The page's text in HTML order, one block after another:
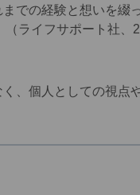
での経験と想いを綴
（ライフサポート社、
、個人としての視点